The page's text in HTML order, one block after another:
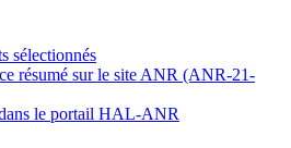
sélectionnés
résumé sur le site ANR (ANR-21-
le portail HAL-ANR